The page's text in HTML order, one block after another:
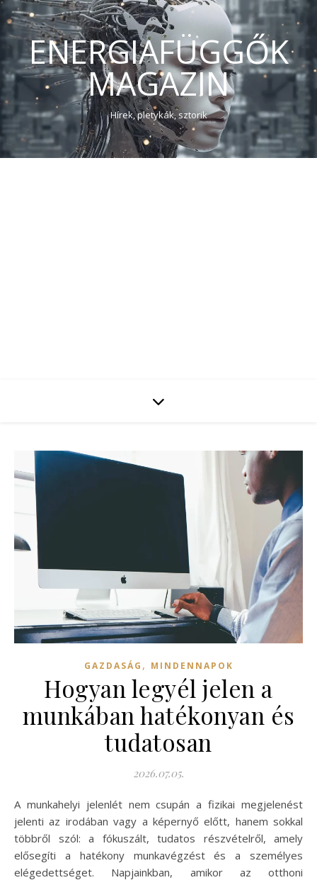
ENERGIAFÜGGŐK
MAGAZIN
Hírek, pletykák, sztorik
GAZDASÁG , MINDENNAPOK
Hogyan legyél jelen a
munkában hatékonyan és
tudatosan
2026.07.05.
A munkahelyi jelenlét nem csupán a fizikai megjelenést
jelenti az irodában vagy a képernyő előtt, hanem sokkal
többről szól: a fókuszált, tudatos részvételről, amely
elősegíti a hatékony munkavégzést és a személyes
elégedettséget. Napjainkban, amikor az otthoni